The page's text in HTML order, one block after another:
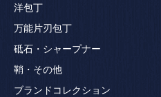
洋包丁
万能片刃包丁
砥石・シャープナー
鞘・その他
ブランドコレクション